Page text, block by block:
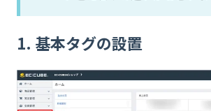
1. 基本タグの設置